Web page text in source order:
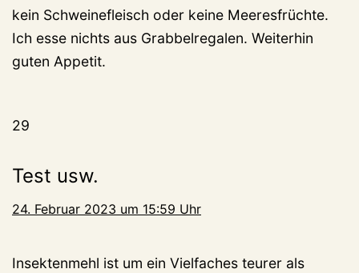
kein Schweinefleisch oder keine Meeresfrüchte.
Ich esse nichts aus Grabbelregalen. Weiterhin
guten Appetit.
29
Test usw.
24. Februar 2023 um 15:59 Uhr
Insektenmehl ist um ein Vielfaches teurer als